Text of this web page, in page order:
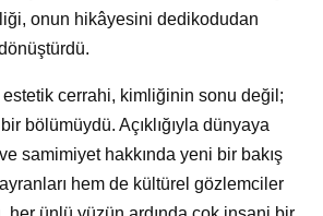
onun hikâyesini dedikodudan
cerrahi, kimliğinin sonu değil;
bölümüydü. Açıklığıyla dünyaya
samimiyet hakkında yeni bir bakış
hem de kültürel gözlemciler